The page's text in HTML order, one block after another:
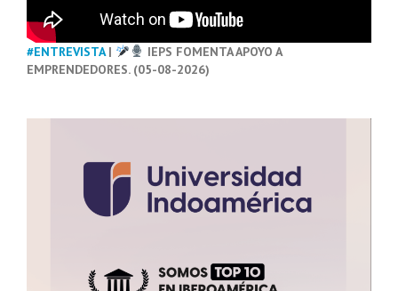
#ENTREVISTA|
IEPS FOMENTA APOYO A
EMPRENDEDORES. (05-08-2026)